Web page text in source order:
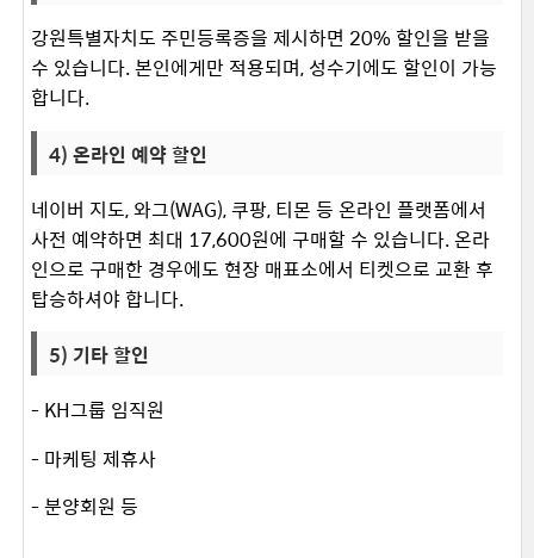
강원특별자치도 주민등록증을 제시하면 20% 할인을 받을
수 있습니다. 본인에게만 적용되며, 성수기에도 할인이 가능
합니다. ​
4) 온라인 예약 할인
네이버 지도, 와그(WAG), 쿠팡, 티몬 등 온라인 플랫폼에서
사전 예약하면 최대 17,600원에 구매할 수 있습니다. 온라
인으로 구매한 경우에도 현장 매표소에서 티켓으로 교환 후
탑승하셔야 합니다.
5) 기타 할인
- KH그룹 임직원
- 마케팅 제휴사
- 분양회원 등 ​